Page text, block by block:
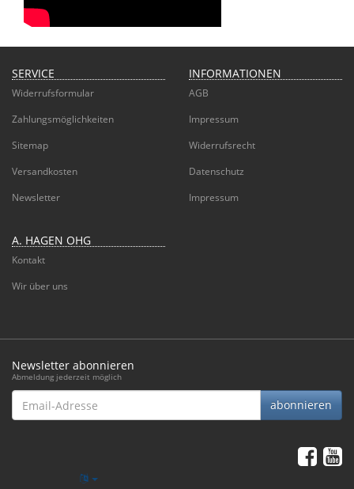
SERVICE
Widerrufsformular
Zahlungsmöglichkeiten
Sitemap
Versandkosten
Newsletter
INFORMATIONEN
AGB
Impressum
Widerrufsrecht
Datenschutz
Impressum
A. HAGEN OHG
Kontakt
Wir über uns
Newsletter abonnieren
Abmeldung jederzeit möglich
Email-
Adresse
abonnieren